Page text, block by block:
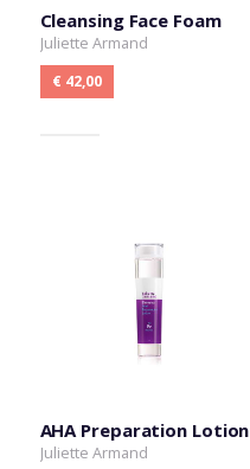
Cleansing Face Foam
Juliette Armand
€ 42,00
AHA Preparation Lotion
Juliette Armand